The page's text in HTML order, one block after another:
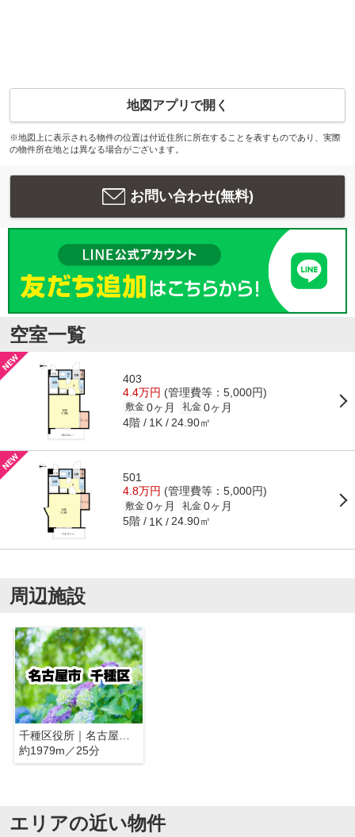
地図アプリで開く
※地図上に表示される物件の位置は付近住所に所在することを表すものであり、実際
の物件所在地とは異なる場合がございます。
お問い合わせ(無料)
空室一覧
403
4.4万円 (管理費等：5,000円)
敷金 0ヶ月 礼金 0ヶ月
4階 1K 24.90㎡
501
4.8万円 (管理費等：5,000円)
敷金 0ヶ月 礼金 0ヶ月
5階 1K 24.90㎡
周辺施設
約1979m／25分
エリアの近い物件